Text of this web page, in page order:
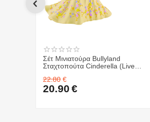
Σέτ Μινιατούρα Bullyland
Σταχτοπούτα Cinderella (Live
Cinderella
22.80 €
20.90 €